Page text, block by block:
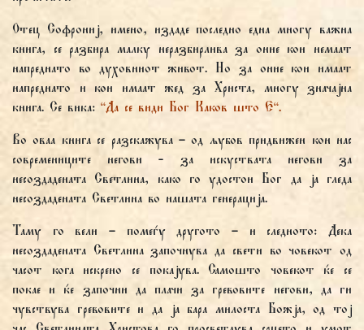
Отец Софрониј, имено, издаде последно една многу важна
книга, се разбира малку неразбирлива за оние кои немаат
напреднато во духовниот живот. Но за оние кои имаат
напреднато и кои имаат жед за Христа, многу значајна
книга. Се вика: “Да се види Бог Каков што Е“.
Во оваа книга се разскажува – од љубов придвижен кон нас
современиците негови - за искуствата негови за
несоздадената Светлина, како го удостои Бог да ја гледа
несоздадената Светлина во нашата генерација.
Таму го вели – помеѓу другото – и следното: Дека
несоздадената Светлина започнува да свети во човекот од
часот кога искрено се покајува. Самошто човекот ќе се
покае и ќе започни да плачи за гревовите негови, да ги
чувствува гревовите и да ја бара милоста Божја, од тој